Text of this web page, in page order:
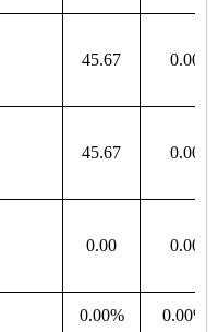
45.67 0.00
45.67 0.00
0.00 0.00
0.00% 0.00%